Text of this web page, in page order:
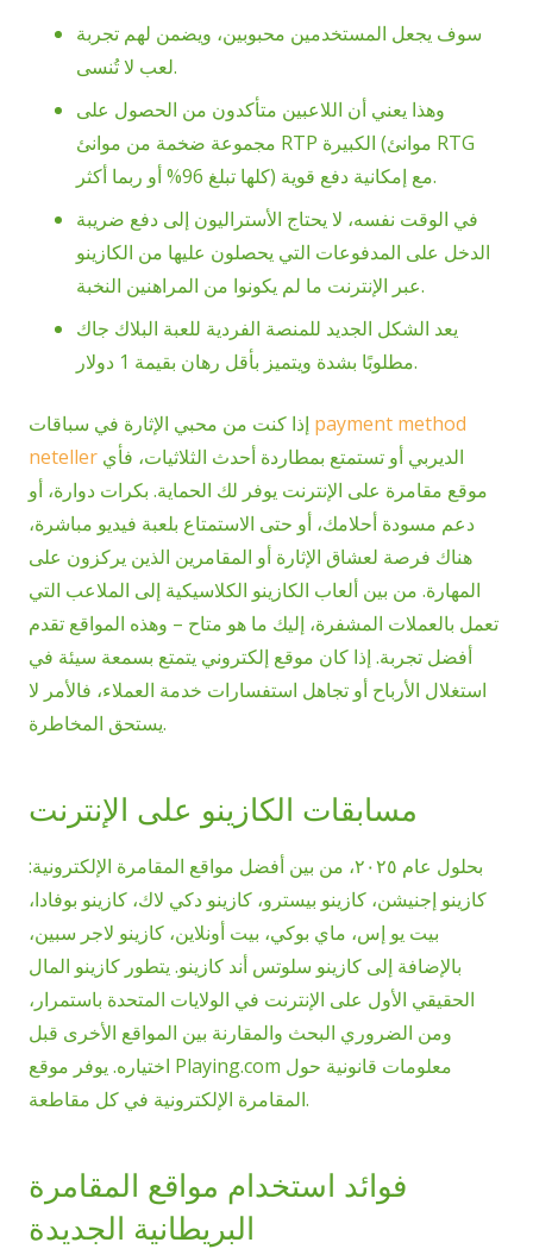
سوف يجعل المستخدمين محبوبين، ويضمن لهم تجربة
لعب لا تُنسى.
وهذا يعني أن اللاعبين متأكدون من الحصول على
مجموعة ضخمة من موانئ RTP الكبيرة (موانئ RTG
كلها تبلغ 96% أو ربما أكثر) مع إمكانية دفع قوية.
في الوقت نفسه، لا يحتاج الأستراليون إلى دفع ضريبة
الدخل على المدفوعات التي يحصلون عليها من الكازينو
عبر الإنترنت ما لم يكونوا من المراهنين النخبة.
يعد الشكل الجديد للمنصة الفردية للعبة البلاك جاك
مطلوبًا بشدة ويتميز بأقل رهان بقيمة 1 دولار.
payment method
neteller
موقع مقامرة على الإنترنت يوفر لك الحماية. بكرات دوارة، أو
دعم مسودة أحلامك، أو حتى الاستمتاع بلعبة فيديو مباشرة،
هناك فرصة لعشاق الإثارة أو المقامرين الذين يركزون على
المهارة. من بين ألعاب الكازينو الكلاسيكية إلى الملاعب التي
تعمل بالعملات المشفرة، إليك ما هو متاح – وهذه المواقع تقدم
أفضل تجربة. إذا كان موقع إلكتروني يتمتع بسمعة سيئة في
استغلال الأرباح أو تجاهل استفسارات خدمة العملاء، فالأمر لا
يستحق المخاطرة.
مسابقات الكازينو على الإنترنت
بحلول عام ٢٠٢٥، من بين أفضل مواقع المقامرة الإلكترونية:
كازينو إجنيشن، كازينو بيسترو، كازينو دكي لاك، كازينو بوفادا،
بيت يو إس، ماي بوكي، بيت أونلاين، كازينو لاجر سبين،
بالإضافة إلى كازينو سلوتس أند كازينو. يتطور كازينو المال
الحقيقي الأول على الإنترنت في الولايات المتحدة باستمرار،
ومن الضروري البحث والمقارنة بين المواقع الأخرى قبل
اختياره. يوفر موقع Playing.com معلومات قانونية حول
المقامرة الإلكترونية في كل مقاطعة.
فوائد استخدام مواقع المقامرة
البريطانية الجديدة